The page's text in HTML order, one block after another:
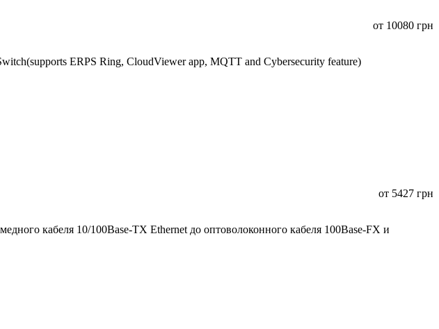
от 10080 грн
ERPS Ring, CloudViewer app, MQTT and Cybersecurity feature)
от 5427 грн
кабеля 10/100Base-TX Ethernet до оптоволоконного кабеля 100Base-FX и